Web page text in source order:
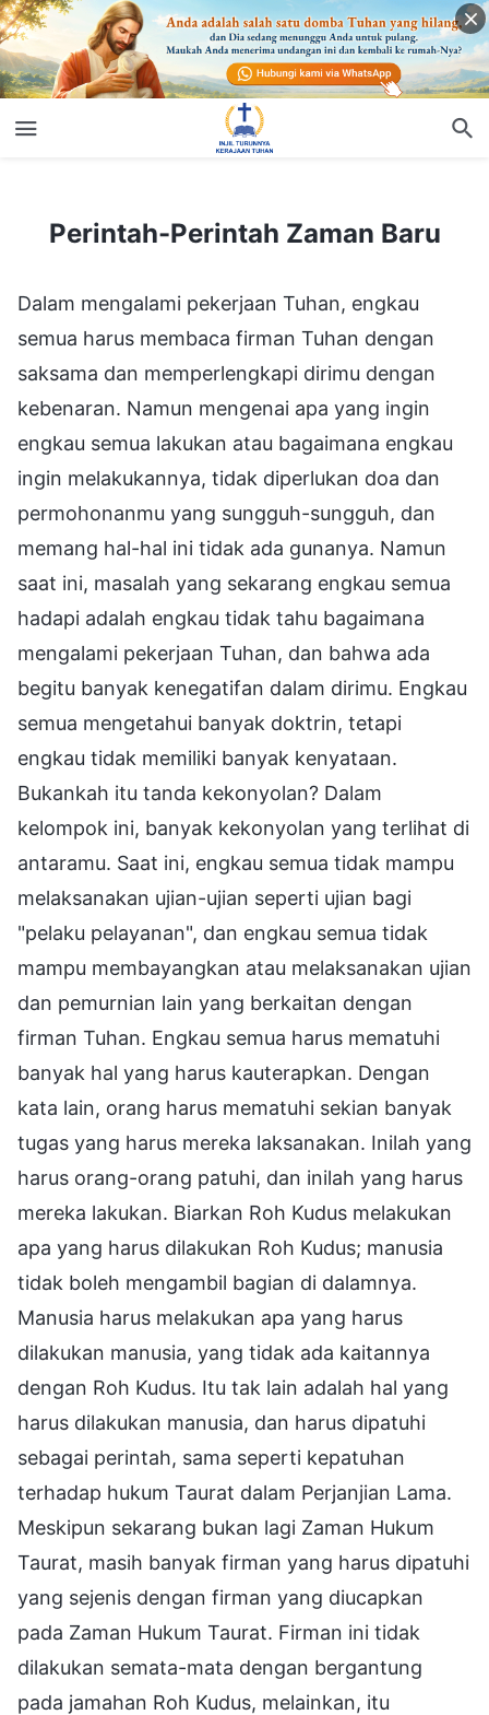
Perintah-Perintah Zaman Baru
Perintah-Perintah Zaman Baru
Dalam mengalami pekerjaan Tuhan, engkau
semua harus membaca firman Tuhan dengan
saksama dan memperlengkapi dirimu dengan
kebenaran. Namun mengenai apa yang ingin
engkau semua lakukan atau bagaimana engkau
ingin melakukannya, tidak diperlukan doa dan
permohonanmu yang sungguh-sungguh, dan
memang hal-hal ini tidak ada gunanya. Namun
saat ini, masalah yang sekarang engkau semua
hadapi adalah engkau tidak tahu bagaimana
mengalami pekerjaan Tuhan, dan bahwa ada
begitu banyak kenegatifan dalam dirimu. Engkau
semua mengetahui banyak doktrin, tetapi
engkau tidak memiliki banyak kenyataan.
Bukankah itu tanda kekonyolan? Dalam
kelompok ini, banyak kekonyolan yang terlihat di
antaramu. Saat ini, engkau semua tidak mampu
melaksanakan ujian-ujian seperti ujian bagi
"pelaku pelayanan", dan engkau semua tidak
mampu membayangkan atau melaksanakan ujian
dan pemurnian lain yang berkaitan dengan
firman Tuhan. Engkau semua harus mematuhi
banyak hal yang harus kauterapkan. Dengan
kata lain, orang harus mematuhi sekian banyak
tugas yang harus mereka laksanakan. Inilah yang
harus orang-orang patuhi, dan inilah yang harus
mereka lakukan. Biarkan Roh Kudus melakukan
apa yang harus dilakukan Roh Kudus; manusia
tidak boleh mengambil bagian di dalamnya.
Manusia harus melakukan apa yang harus
dilakukan manusia, yang tidak ada kaitannya
dengan Roh Kudus. Itu tak lain adalah hal yang
harus dilakukan manusia, dan harus dipatuhi
sebagai perintah, sama seperti kepatuhan
terhadap hukum Taurat dalam Perjanjian Lama.
Meskipun sekarang bukan lagi Zaman Hukum
Taurat, masih banyak firman yang harus dipatuhi
yang sejenis dengan firman yang diucapkan
pada Zaman Hukum Taurat. Firman ini tidak
dilakukan semata-mata dengan bergantung
pada jamahan Roh Kudus, melainkan, itu